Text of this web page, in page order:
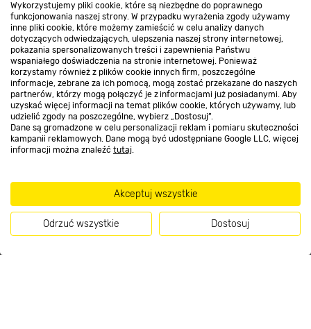
Wykorzystujemy pliki cookie, które są niezbędne do poprawnego
funkcjonowania naszej strony. W przypadku wyrażenia zgody używamy
inne pliki cookie, które możemy zamieścić w celu analizy danych
dotyczących odwiedzających, ulepszenia naszej strony internetowej,
pokazania spersonalizowanych treści i zapewnienia Państwu
wspaniałego doświadczenia na stronie internetowej. Ponieważ
korzystamy również z plików cookie innych firm, poszczególne
informacje, zebrane za ich pomocą, mogą zostać przekazane do naszych
partnerów, którzy mogą połączyć je z informacjami już posiadanymi. Aby
uzyskać więcej informacji na temat plików cookie, których używamy, lub
udzielić zgody na poszczególne, wybierz „Dostosuj”.
Dane są gromadzone w celu personalizacji reklam i pomiaru skuteczności
kampanii reklamowych. Dane mogą być udostępniane Google LLC, więcej
informacji można znaleźć tutaj.
Akceptuj wszystkie
Odrzuć wszystkie Dostosuj
Kontakt do sklepu
Strefa biznesu
Dołącz do nas
Metody płatności